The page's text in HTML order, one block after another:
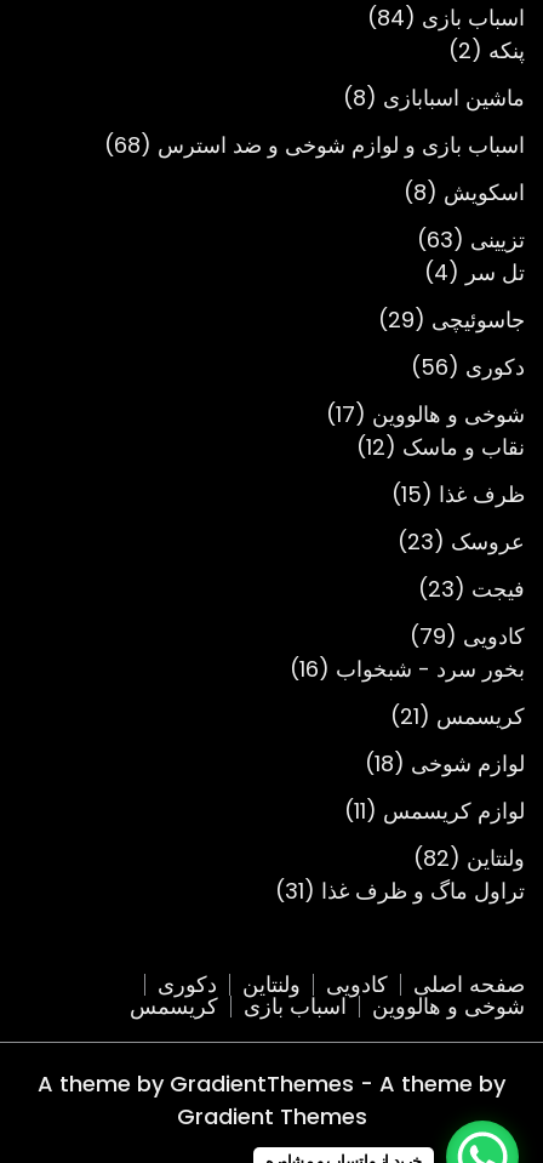
اسباب بازی 84
84
پنکه 2
2
محصول
ماشین اسبابازی 8
8
اسباب بازی و لوازم شوخی و ضد استرس 68
68
اسکویش 8
8
تزیینی 63
63
محصول
تل سر 4
4
محصول
جاسوئیچی 29
29
دکوری 56
56
محصول
شوخی و هالووین 17
17
نقاب و ماسک 12
12
ظرف غذا 15
15
محصول
عروسک 23
23
فیجت 23
23
محصول
کادویی 79
79
محصول
بخور سرد - شبخواب 16
16
کریسمس 21
21
محصول
لوازم شوخی 18
18
محصول
لوازم کریسمس 11
11
ولنتاین 82
82
محصول
تراول ماگ و ظرف غذا 31
31
صفحه اصلی کادویی ولنتاین دکوری
شوخی و هالووین اسباب بازی کریسمس
A theme by GradientThemes - A theme by
Gradient Themes